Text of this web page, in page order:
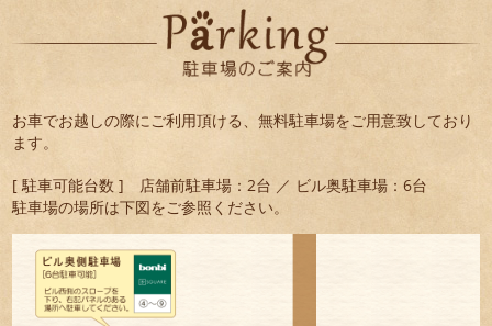
お車でお越しの際にご利用頂ける、無料駐車場をご用意致しており
ます。
[ 駐車可能台数 ] 店舗前駐車場：2台 ／ ビル奥駐車場：6台
駐車場の場所は下図をご参照ください。